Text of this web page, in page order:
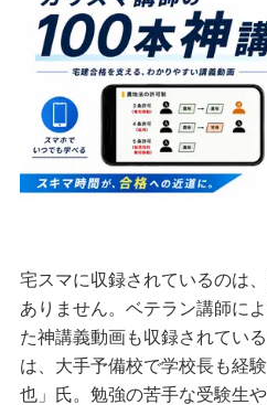
宅スマに収録されているのは
ありません。ベテラン講師に
た神講義動画も収録されてい
は、大手予備校で学校長も経
也」氏。勉強の苦手な受験生